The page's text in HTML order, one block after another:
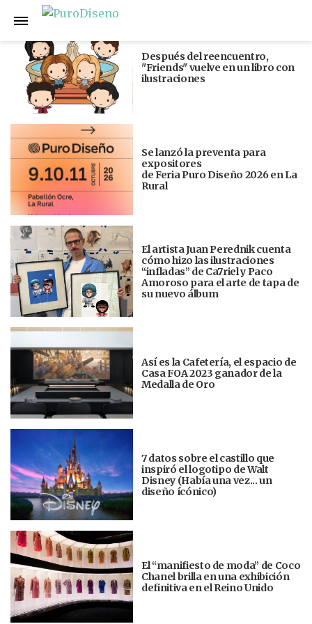
Anterior
Después del reencuentro,
"Friends" vuelve en un libro con
ilustraciones
Se lanzó la preventa para
expositores
de Feria Puro Diseño 2026 en La
Rural
El artista Juan Perednik cuenta
cómo hizo las ilustraciones
“infladas” de Ca7riel y Paco
Amoroso para el arte de tapa de
su nuevo álbum
Así es la Cafetería, el espacio de
Casa FOA 2023 ganador de la
Medalla de Oro
7 datos sobre el castillo que
inspiró el logotipo de Walt
Disney (Había una vez... un
diseño ícónico)
El “manifiesto de moda” de Coco
Chanel brilla en una exhibición
definitiva en el Reino Unido
Siguiente